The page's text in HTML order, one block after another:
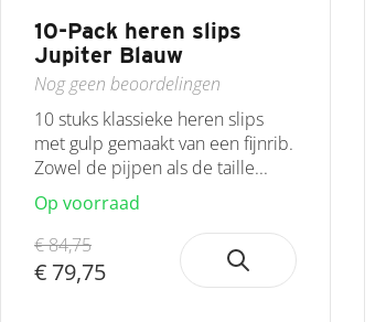
10-Pack heren slips
Jupiter Blauw
Nog geen beoordelingen
10 stuks klassieke heren slips
met gulp gemaakt van een fijnrib.
Zowel de pijpen als de taille...
Op voorraad
€ 84,75
€ 79,75